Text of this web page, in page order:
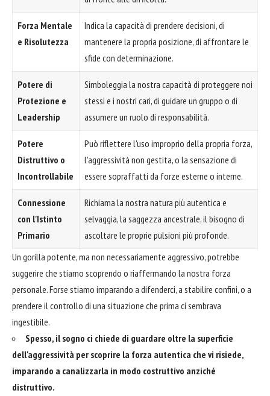
Forza Mentale
e Risolutezza
Indica la capacità di prendere decisioni, di
mantenere la propria posizione, di affrontare le
sfide con determinazione.
Potere di
Protezione e
Leadership
Simboleggia la nostra capacità di proteggere noi
stessi e i nostri cari, di guidare un gruppo o di
assumere un ruolo di responsabilità.
Potere
Distruttivo o
Incontrollabile
Può riflettere l'uso improprio della propria forza,
l'aggressività non gestita, o la sensazione di
essere sopraffatti da forze esterne o interne.
Connessione
con l'Istinto
Primario
Richiama la nostra natura più autentica e
selvaggia, la saggezza ancestrale, il bisogno di
ascoltare le proprie pulsioni più profonde.
Un gorilla potente, ma non necessariamente aggressivo, potrebbe
suggerire che stiamo scoprendo o riaffermando la nostra forza
personale. Forse stiamo imparando a difenderci, a stabilire confini, o a
prendere il controllo di una situazione che prima ci sembrava
ingestibile.
Spesso, il sogno ci chiede di guardare oltre la superficie
dell'aggressività per scoprire la forza autentica che vi risiede,
imparando a canalizzarla in modo costruttivo anziché
distruttivo.